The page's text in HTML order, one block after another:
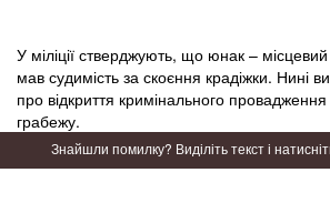
У міліції стверджують, що юнак –
мав судимість за скоєння крадіжки. Нині
про відкриття кримінального
грабежу.
Знайшли помилку? Виділіть текст і